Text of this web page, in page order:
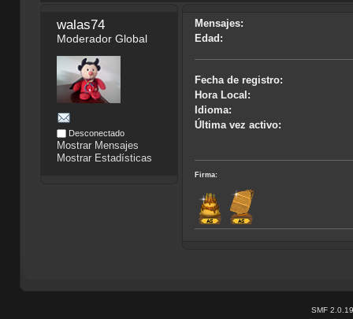
walas74
Moderador Global
Desconectado
Mostrar Mensajes
Mostrar Estadísticas
Mensajes:
Edad:
Fecha de registro:
Hora Local:
Idioma:
Última vez activo:
Firma:
SMF 2.0.19